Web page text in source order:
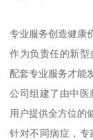
专业服务创造健康
作为负责任的新
配套专业服务才能
公司组建了由中医
用户提供全方位的
针对不同病症，专